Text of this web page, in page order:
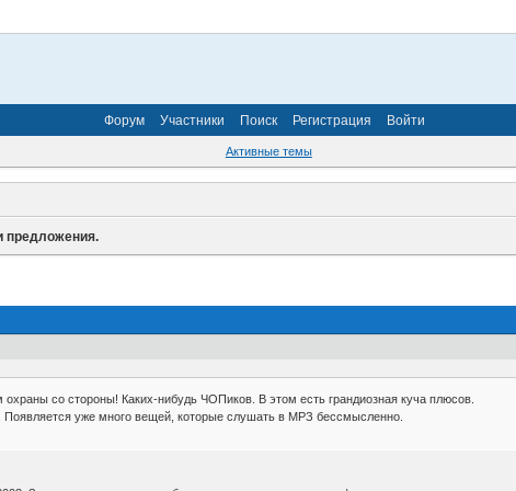
Форум Участники Поиск Регистрация Войти
Активные темы
предложения.
со стороны! Каких-нибудь ЧОПиков. В этом есть грандиозная куча плюсов.
Появляется уже много вещей, которые слушать в МРЗ бессмысленно.